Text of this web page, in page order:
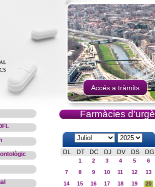
Accés a tràmits
Farmàcies
DL DT DC DJ DV DS DG
1 2 3 4 5
6
7
8 9 10 11 12
13
14
15 16 17 18 19
20